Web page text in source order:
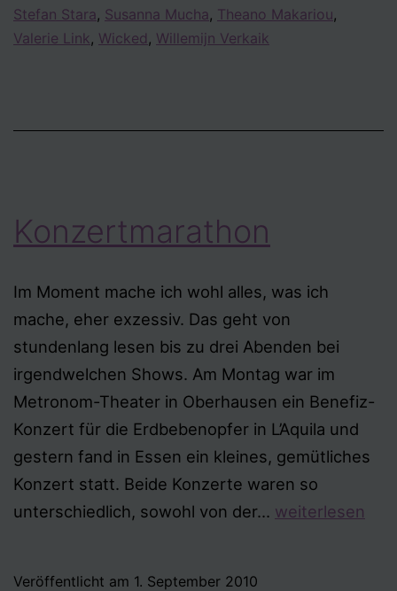
Stefan Stara, Susanna Mucha, Theano Makariou,
Valerie Link, Wicked, Willemijn Verkaik
Konzertmarathon
Im Moment mache ich wohl alles, was ich
mache, eher exzessiv. Das geht von
stundenlang lesen bis zu drei Abenden bei
irgendwelchen Shows. Am Montag war im
Metronom-Theater in Oberhausen ein Benefiz-
Konzert für die Erdbebenopfer in L’Aquila und
gestern fand in Essen ein kleines, gemütliches
Konzert statt. Beide Konzerte waren so
unterschiedlich, sowohl von der… weiterlesen
Veröffentlicht am 1. September 2010